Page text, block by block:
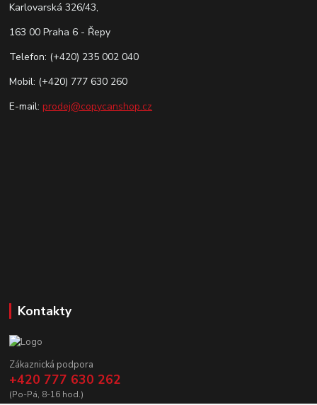
Karlovarská 326/43,
163 00 Praha 6 - Řepy
Telefon: (+420) 235 002 040
Mobil: (+420) 777 630 260
E-mail: prodej@copycanshop.cz
Kontakty
Zákaznická podpora
+420 777 630 262
(Po-Pá, 8-16 hod.)